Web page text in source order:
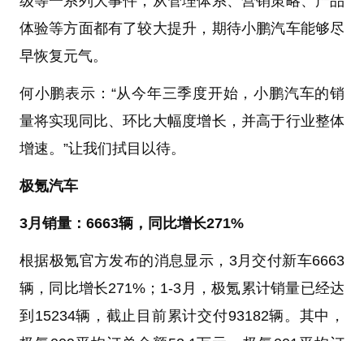
体验等方面都有了较大提升，期待小鹏汽车能够尽
早恢复元气。
何小鹏表示：“从今年三季度开始，小鹏汽车的销
量将实现同比、环比大幅度增长，并高于行业整体
增速。”让我们拭目以待。
极氪汽车
3月销量：6663辆，同比增长271%
根据极氪官方发布的消息显示，3月交付新车6663
辆，同比增长271%；1-3月，极氪累计销量已经达
到15234辆，截止目前累计交付93182辆。其中，